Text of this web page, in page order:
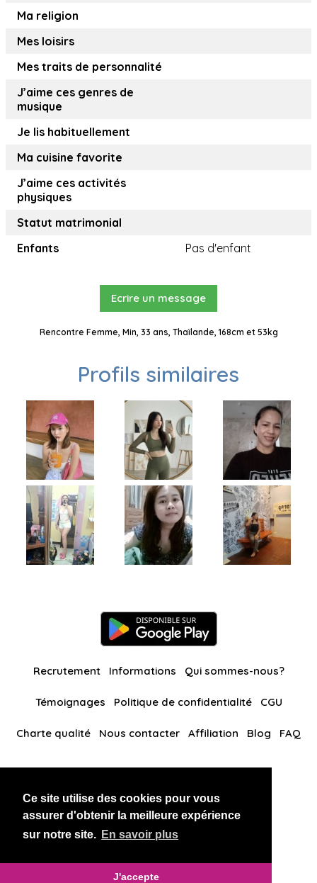
Ce site utilise des cookies pour vous
assurer d'obtenir la meilleure expérience
sur notre site. En savoir plus
J'accepte
Ma religion
Mes loisirs
Mes traits de personnalité
J’aime ces genres de
musique
Je lis habituellement
Ma cuisine favorite
J’aime ces activités
physiques
Statut matrimonial
Enfants
Pas d'enfant
Ecrire un message
Rencontre Femme, Min, 33 ans, Thaïlande, 168cm et 53kg
Profils similaires
Recrutement Informations Qui sommes-nous?
Témoignages Politique de confidentialité CGU
Charte qualité Nous contacter Affiliation Blog FAQ
BlackAndBeauties RussianKisses